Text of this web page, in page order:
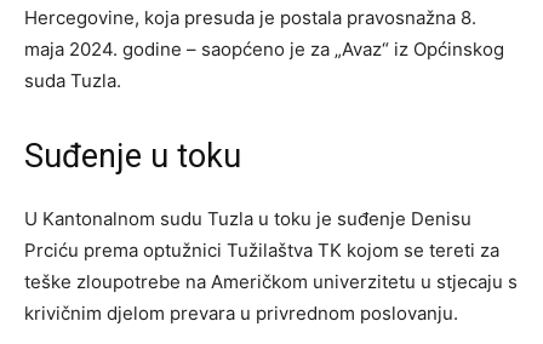
Hercegovine, koja presuda je postala pravosnažna 8.
maja 2024. godine – saopćeno je za „Avaz“ iz Općinskog
suda Tuzla.
Suđenje u toku
U Kantonalnom sudu Tuzla u toku je suđenje Denisu
Prciću prema optužnici Tužilaštva TK kojom se tereti za
teške zloupotrebe na Američkom univerzitetu u stjecaju s
krivičnim djelom prevara u privrednom poslovanju.